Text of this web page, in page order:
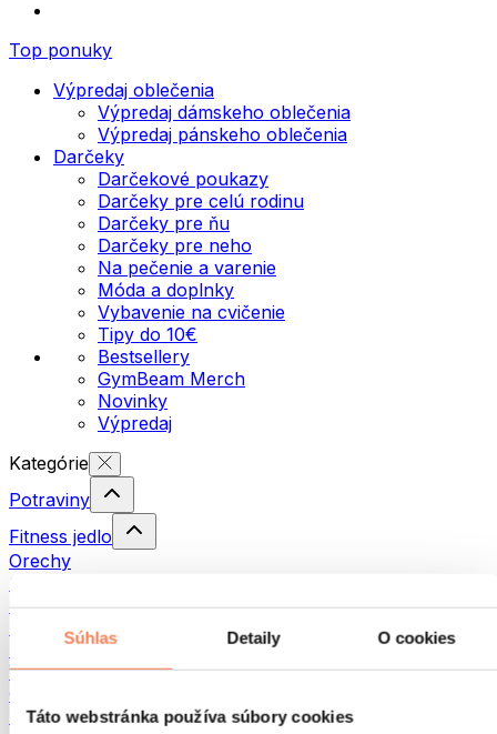
Súhlas Detaily O cookies
Táto webstránka používa súbory cookies
Top ponuky
Výpredaj oblečenia
Výpredaj dámskeho oblečenia
Výpredaj pánskeho oblečenia
Darčeky
Darčekové poukazy
Darčeky pre celú rodinu
Darčeky pre ňu
Darčeky pre neho
Na pečenie a varenie
Móda a doplnky
Vybavenie na cvičenie
Tipy do 10€
Bestsellery
GymBeam Merch
Novinky
Výpredaj
Kategórie
Potraviny
Fitness jedlo
Orechy
Semienka
Nátierky a pasty
Hotové jedlá
Vajíčka
Chlieb a pečivo
Mäso